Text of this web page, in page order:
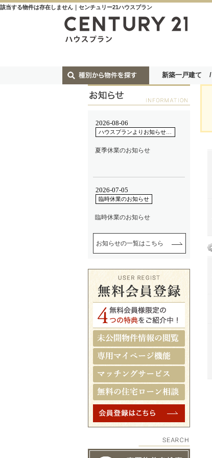
該当する物件は存在しません｜センチュリー21ハウスプラン
新築一戸建て
お知らせの一覧はこちら